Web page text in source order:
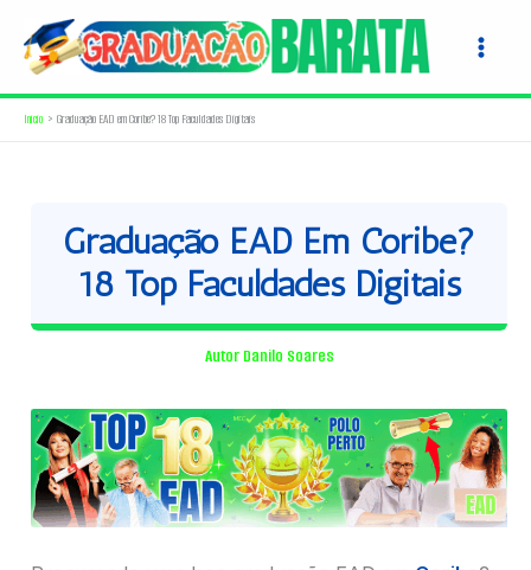
para
conteúdo
Início Graduação EAD em Coribe? 18 Top Faculdades Digitais
Graduação EAD Em Coribe?
18 Top Faculdades Digitais
Autor Danilo Soares